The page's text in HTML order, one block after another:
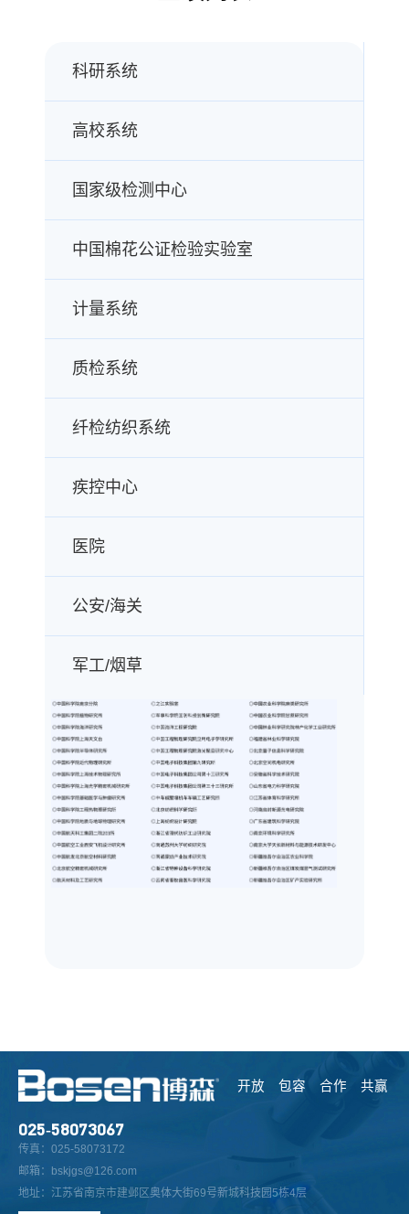
科研系统
高校系统
国家级检测中心
中国棉花公证检验实验室
计量系统
质检系统
纤检纺织系统
疾控中心
医院
公安/海关
军工/烟草
开放 包容 合作 共赢
025-58073067
传真：025-58073172
邮箱：bskjgs@126.com
地址：江苏省南京市建邺区奥体大街69号新城科技园5栋4层